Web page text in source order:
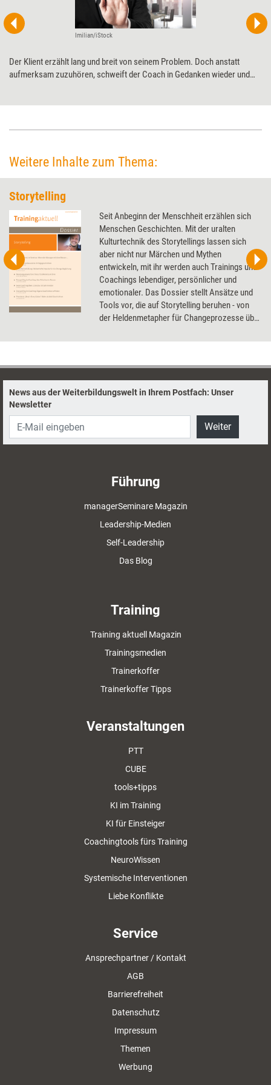
Imilian/iStock
Der Klient erzählt lang und breit von seinem Problem. Doch anstatt
aufmerksam zuzuhören, schweift der Coach in Gedanken wieder und
Weitere Inhalte zum Thema:
Storytelling
Seit Anbeginn der Menschheit erzählen sich
Menschen Geschichten. Mit der uralten
Kulturtechnik des Storytellings lassen sich
aber nicht nur Märchen und Mythen
entwickeln, mit ihr werden auch Trainings und
Coachings lebendiger, persönlicher und
emotionaler. Das Dossier stellt Ansätze und
Tools vor, die auf Storytelling beruhen - von
der Heldenmetapher für Changeprozesse über
Würfelspiel.
News aus der Weiterbildungswelt in Ihrem Postfach: Unser
Newsletter
Weiter
Führung
managerSeminare Magazin
Leadership-Medien
Self-Leadership
Das Blog
Training
Training aktuell Magazin
Trainingsmedien
Trainerkoffer
Trainerkoffer Tipps
Veranstaltungen
PTT
CUBE
tools+tipps
KI im Training
KI für Einsteiger
Coachingtools fürs Training
NeuroWissen
Systemische Interventionen
Liebe Konflikte
Service
Ansprechpartner / Kontakt
AGB
Barrierefreiheit
Datenschutz
Impressum
Themen
Werbung